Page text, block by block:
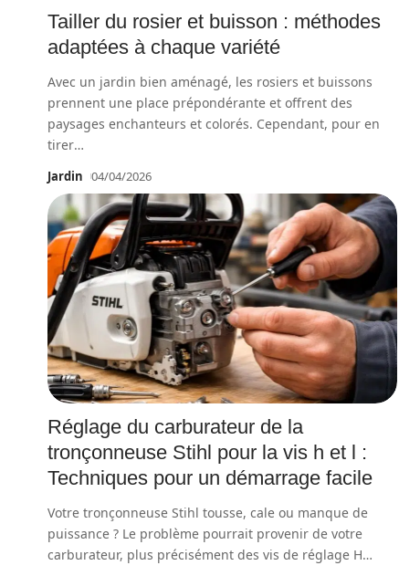
Tailler du rosier et buisson : méthodes
adaptées à chaque variété
Avec un jardin bien aménagé, les rosiers et buissons
prennent une place prépondérante et offrent des
paysages enchanteurs et colorés. Cependant, pour en
tirer…
Jardin 04/04/2026
Réglage du carburateur de la
tronçonneuse Stihl pour la vis h et l :
Techniques pour un démarrage facile
Votre tronçonneuse Stihl tousse, cale ou manque de
puissance ? Le problème pourrait provenir de votre
carburateur, plus précisément des vis de réglage H…